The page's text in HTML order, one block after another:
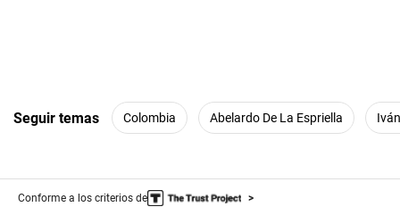
Seguir temas Colombia Abelardo De La Espriella
Conforme a los criterios de